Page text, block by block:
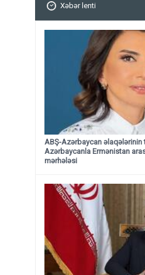
Xəbər lenti
ABŞ-Azərbaycan əlaqələrinin
Azərbaycanla Ermənistan
mərhələsi